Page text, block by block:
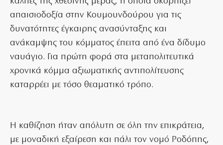
απαισιοδοξία στην Κουμουνδούρου για τις
δυνατότητες έγκαιρης ανασύνταξης και
ανάκαμψης του κόμματος έπειτα από ένα δίδυμο
ναυάγιο. Για πρώτη φορά στα μεταπολιτευτικά
χρονικά κόμμα αξιωματικής αντιπολίτευσης
καταρρέει με τόσο θεαματικό τρόπο.
Η καθίζηση ήταν απόλυτη σε όλη την επικράτεια,
με μοναδική εξαίρεση και πάλι τον νομό Ροδόπης,